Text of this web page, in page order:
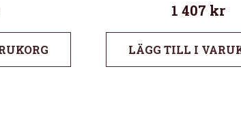
1 407 kr
LÄGG TILL I